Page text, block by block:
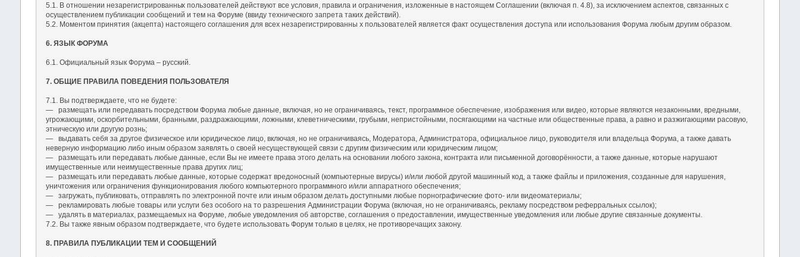
5.1. В отношении незарегистрированных пользователей действуют все условия, правила и ограничения, изложенные в настоящем Соглашении (включая п. 4.8), за исключением аспектов, связанных с
осуществлением публикации сообщений и тем на Форуме (ввиду технического запрета таких действий).
5.2. Моментом принятия (акцепта) настоящего соглашения для всех незарегистрированны х пользователей является факт осуществления доступа или использования Форума любым другим образом.
6. ЯЗЫК ФОРУМА
6.1. Официальный язык Форума – русский.
7. ОБЩИЕ ПРАВИЛА ПОВЕДЕНИЯ ПОЛЬЗОВАТЕЛЯ
7.1. Вы подтверждаете, что не будете:
― размещать или передавать посредством Форума любые данные, включая, но не ограничиваясь, текст, программное обеспечение, изображения или видео, которые являются незаконными, вредными,
угрожающими, оскорбительными, бранными, раздражающими, ложными, клеветническими, грубыми, непристойными, посягающими на частные или общественные права, а равно и разжигающими расовую,
этническую или другую рознь;
― выдавать себя за другое физическое или юридическое лицо, включая, но не ограничиваясь, Модератора, Администратора, официальное лицо, руководителя или владельца Форума, а также давать
неверную информацию либо иным образом заявлять о своей несуществующей связи с другим физическим или юридическим лицом;
― размещать или передавать любые данные, если Вы не имеете права этого делать на основании любого закона, контракта или письменной договорённости, а также данные, которые нарушают
имущественные или неимущественные права других лиц;
― размещать или передавать любые данные, которые содержат вредоносный (компьютерные вирусы) и/или любой другой машинный код, а также файлы и приложения, созданные для нарушения,
уничтожения или ограничения функционирования любого компьютерного программного и/или аппаратного обеспечения;
― загружать, публиковать, отправлять по электронной почте или иным образом делать доступными любые порнографические фото- или видеоматериалы;
― рекламировать любые товары или услуги без особого на то разрешения Администрации Форума (включая, но не ограничиваясь, рекламу посредством реферральных ссылок);
― удалять в материалах, размещаемых на Форуме, любые уведомления об авторстве, соглашения о предоставлении, имущественные уведомления или любые другие связанные документы.
7.2. Вы также явным образом подтверждаете, что будете использовать Форум только в целях, не противоречащих закону.
8. ПРАВИЛА ПУБЛИКАЦИИ ТЕМ И СООБЩЕНИЙ